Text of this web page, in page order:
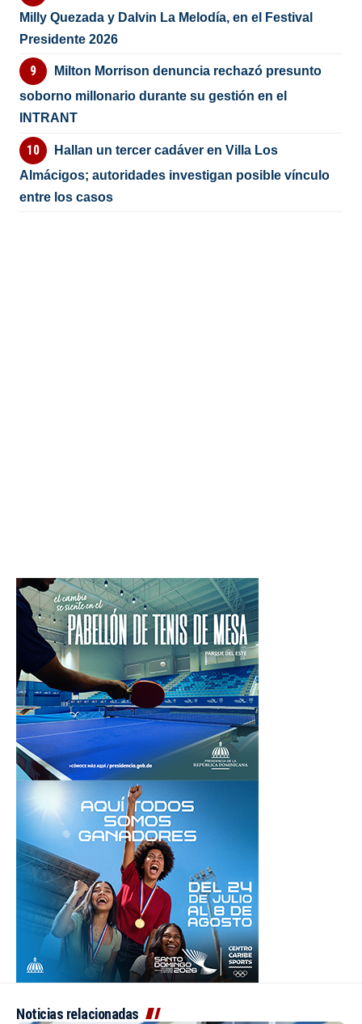
Milly Quezada y Dalvin La Melodía, en el Festival
Presidente 2026
Milton Morrison denuncia rechazó presunto
soborno millonario durante su gestión en el
INTRANT
Hallan un tercer cadáver en Villa Los
Almácigos; autoridades investigan posible vínculo
entre los casos
Noticias relacionadas